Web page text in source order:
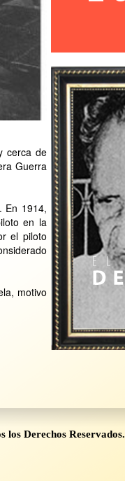
cerca de
Guerra
En 1914,
en la
el piloto
motivo
Derechos Reservados.